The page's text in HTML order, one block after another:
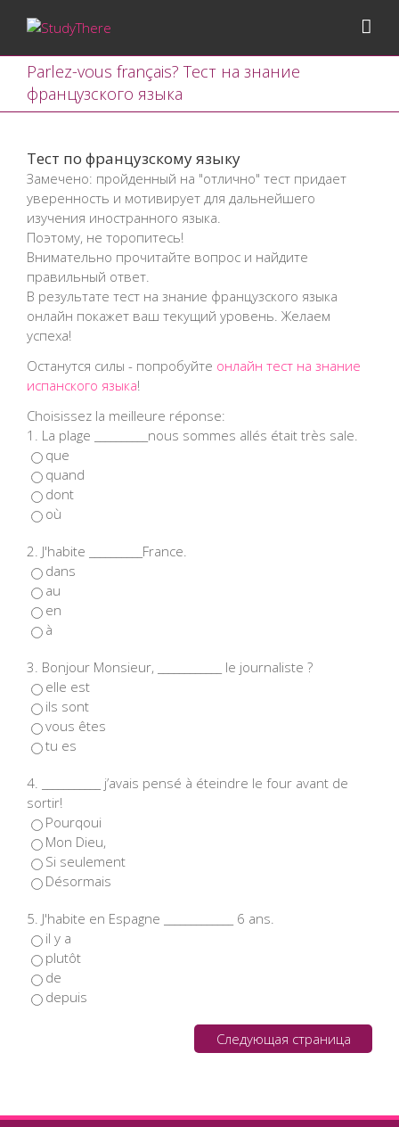
Parlez-vous français? Тест на знание
французского языка
Тест по французскому языку
Замечено: пройденный на "отлично" тест придает
уверенность и мотивирует для дальнейшего
изучения иностранного языка.
Поэтому, не торопитесь!
Внимательно прочитайте вопрос и найдите
правильный ответ.
В результате тест на знание французского языка
онлайн покажет ваш текущий уровень. Желаем
успеха!
Останутся силы - попробуйте онлайн тест на знание
испанского языка!
Choisissez la meilleure réponse:
1. La plage __________nous sommes allés était très sale.
que
quand
dont
où
2. J'habite __________France.
dans
au
en
à
3. Bonjour Monsieur, ____________ le journaliste ?
elle est
ils sont
vous êtes
tu es
4. ___________ j’avais pensé à éteindre le four avant de
sortir!
Pourqoui
Mon Dieu,
Si seulement
Désormais
5. J'habite en Espagne _____________ 6 ans.
il y a
plutôt
de
depuis
Следующая страница